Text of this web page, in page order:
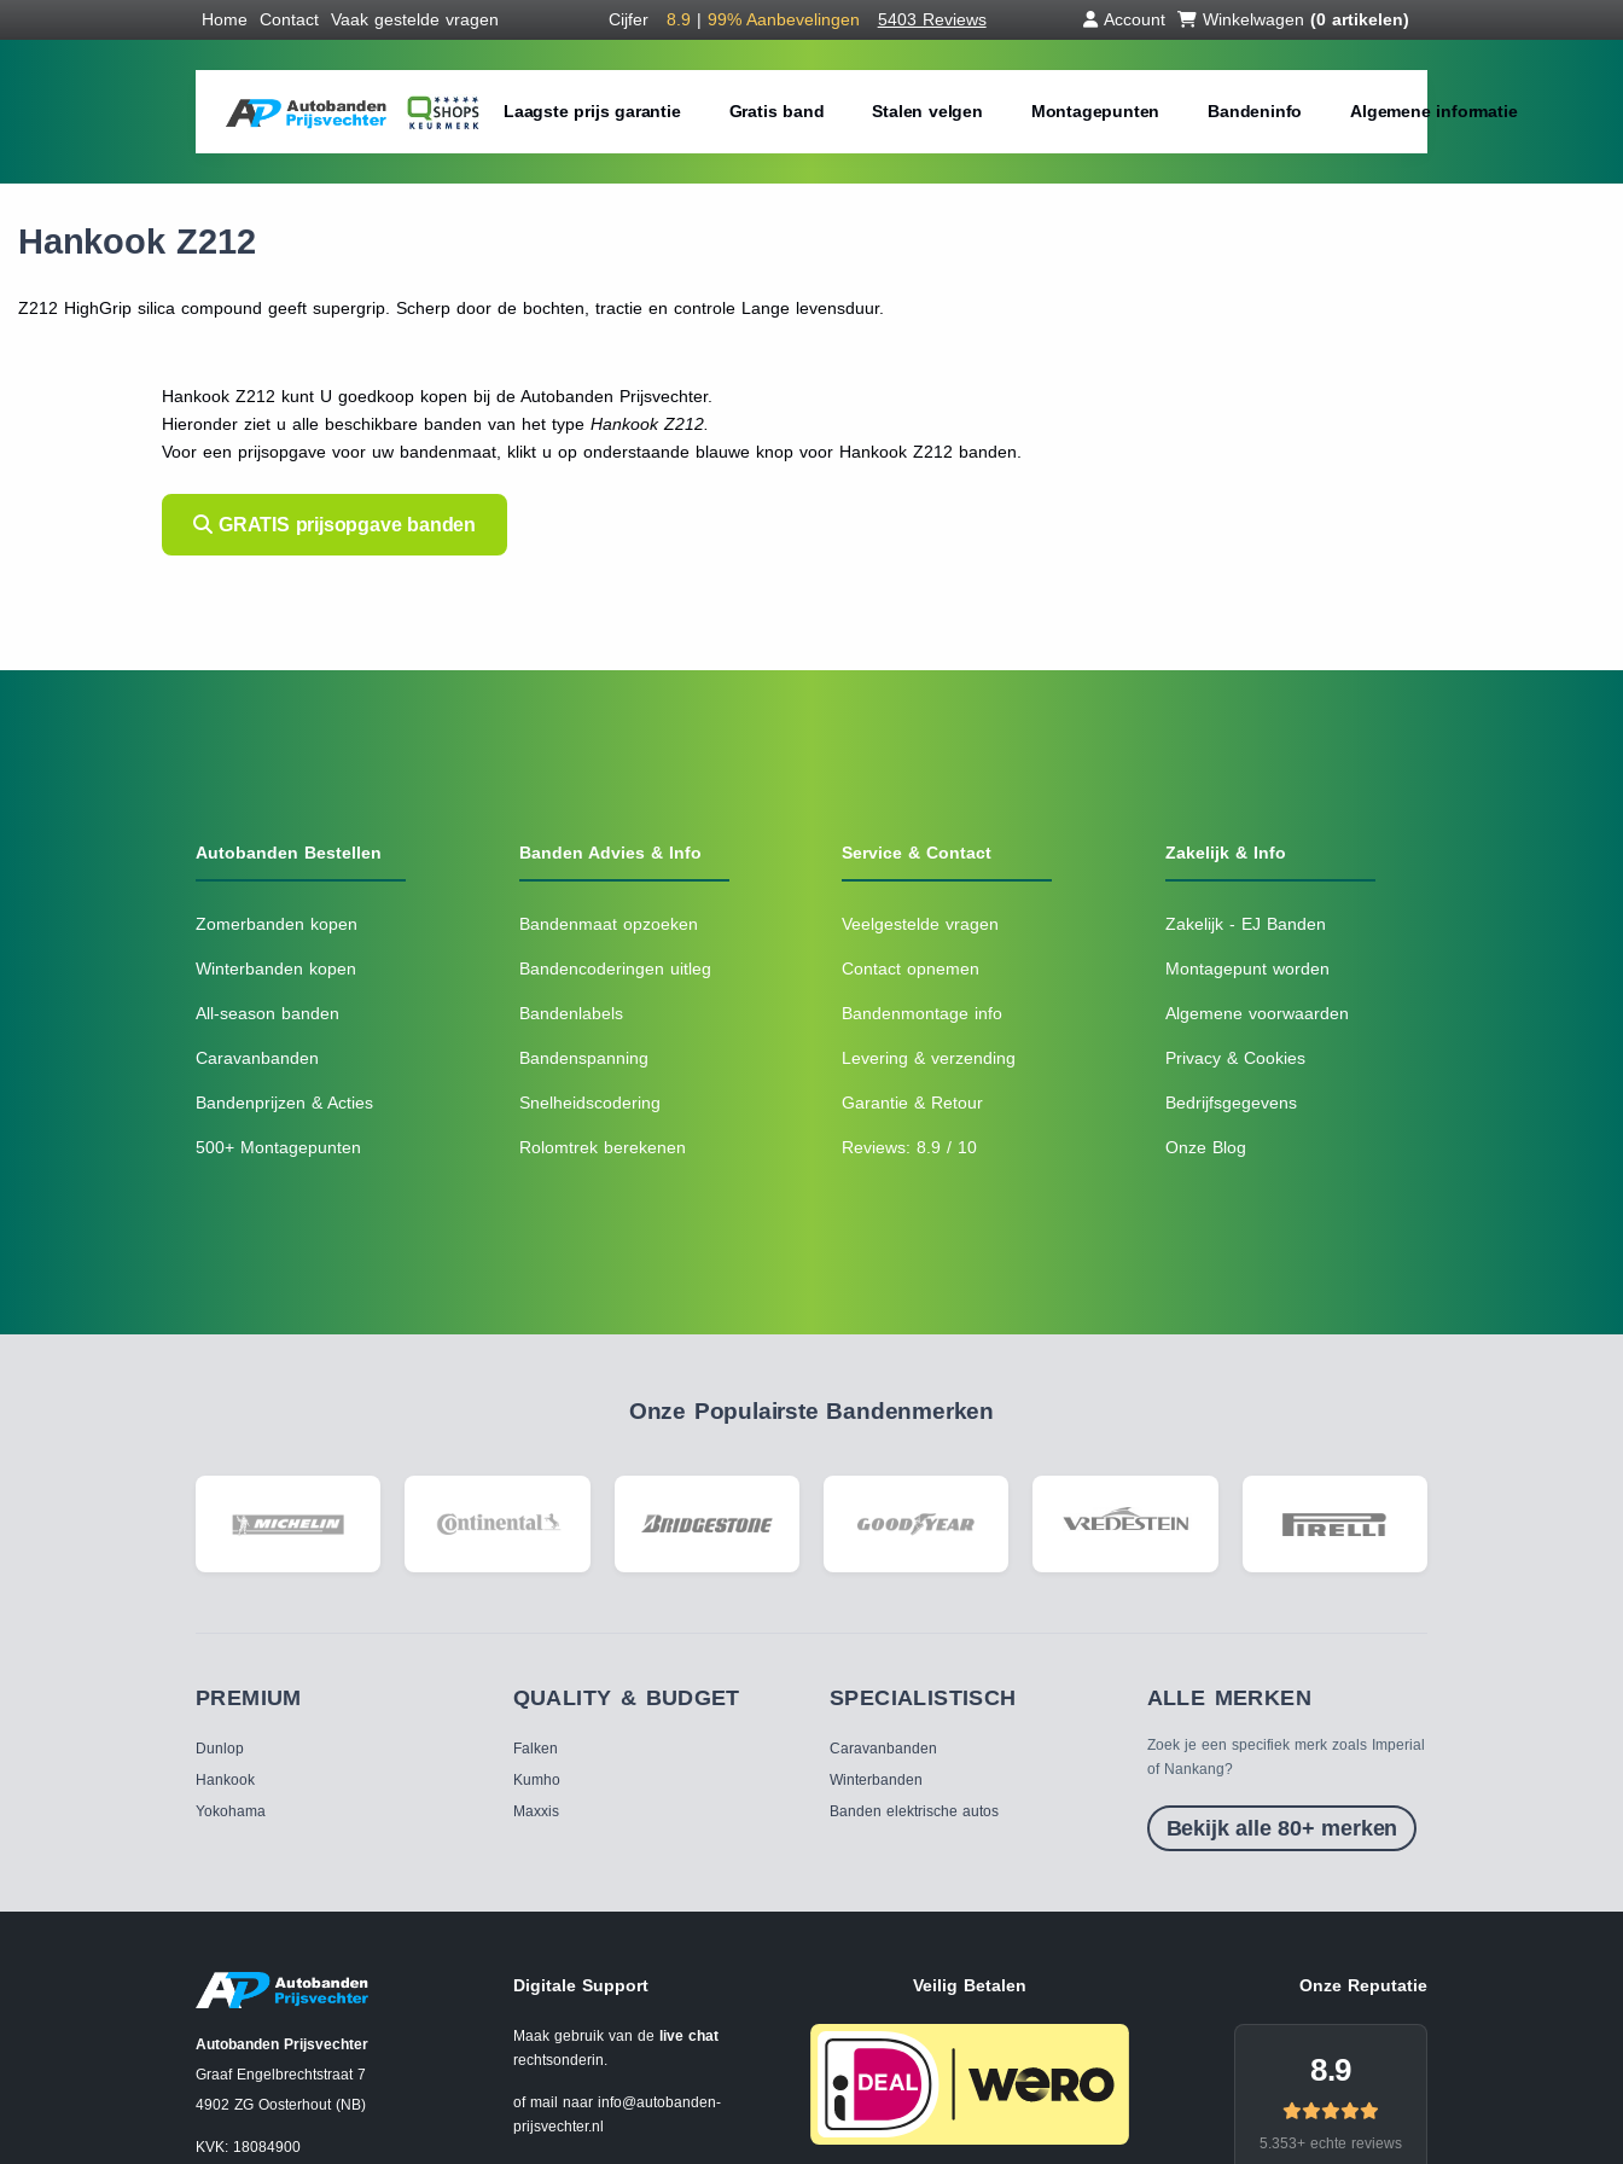
Home Contact Vaak gestelde vragen Cijfer 8.9 | 99% Aanbevelingen 5403 Reviews Account Winkelwagen (0 artikelen)
Laagste prijs garantie Gratis band Stalen velgen Montagepunten Bandeninfo Algemene informatie
Hankook Z212
Z212 HighGrip silica compound geeft supergrip. Scherp door de bochten, tractie en controle Lange levensduur.
Hankook Z212 kunt U goedkoop kopen bij de Autobanden Prijsvechter.
Hieronder ziet u alle beschikbare banden van het typeHankook Z212.
Voor een prijsopgave voor uw bandenmaat, klikt u op onderstaande blauwe knop voor Hankook Z212 banden.
GRATIS prijsopgave banden
Autobanden Bestellen
Zomerbanden kopen
Winterbanden kopen
All-season banden
Caravanbanden
Bandenprijzen & Acties
500+ Montagepunten
Banden Advies & Info
Bandenmaat opzoeken
Bandencoderingen uitleg
Bandenlabels
Bandenspanning
Snelheidscodering
Rolomtrek berekenen
Service & Contact
Veelgestelde vragen
Contact opnemen
Bandenmontage info
Levering & verzending
Garantie & Retour
Reviews: 8.9 / 10
Zakelijk & Info
Zakelijk - EJ Banden
Montagepunt worden
Algemene voorwaarden
Privacy & Cookies
Bedrijfsgegevens
Onze Blog
Onze Populairste Bandenmerken
PREMIUM
Dunlop
Hankook
Yokohama
QUALITY & BUDGET
Falken
Kumho
Maxxis
SPECIALISTISCH
Caravanbanden
Winterbanden
Banden elektrische autos
ALLE MERKEN
Zoek je een specifiek merk zoals Imperial
of Nankang?
Bekijk alle 80+ merken
Autobanden Prijsvechter
Graaf Engelbrechtstraat 7
4902 ZG Oosterhout (NB)
KVK: 18084900
Digitale Support
Maak gebruik van de live chat
rechtsonderin.
of mail naar info@autobanden-
prijsvechter.nl
Veilig Betalen Onze Reputatie
8.9
5.353+ echte reviews